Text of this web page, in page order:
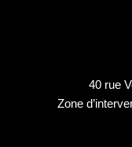
40 rue
Zone